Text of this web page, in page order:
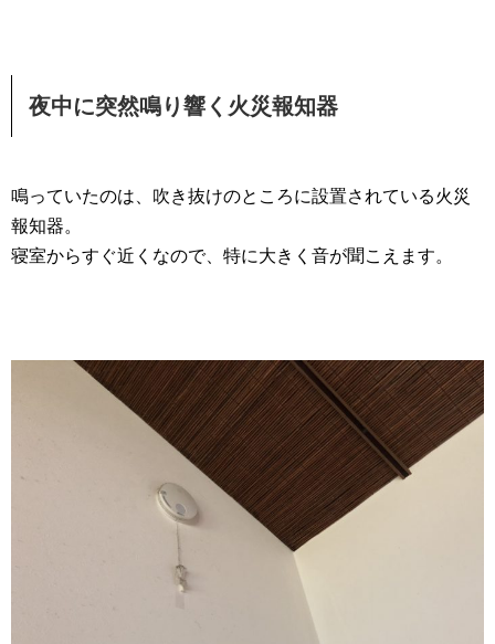
夜中に突然鳴り響く火災報知器
鳴っていたのは、吹き抜けのところに設置されている火災
報知器。
寝室からすぐ近くなので、特に大きく音が聞こえます。